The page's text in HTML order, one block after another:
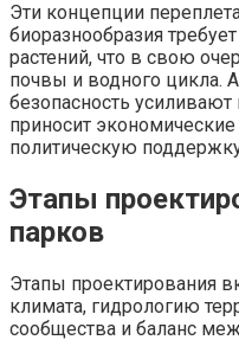
Эти концепции
биоразнообразия
растений, что в свою
почвы и водного цикла.
безопасность
приносит
политическую
Этапы
парков
Этапы проектирования
климата, гидрологию
сообщества и баланс